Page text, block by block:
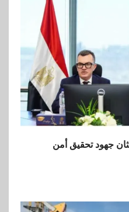
مستقبل الملاحة
يكرم موظفيه
تحقيق نتائج قياسية
خلال الربع
جهود تحقيق أمن